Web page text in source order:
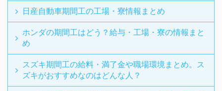
日産自動車期間工の工場・寮情報まとめ
ホンダの期間工はどう？給与・工場・寮の情報まと
め
スズキ期間工の給料・満了金や職場環境まとめ。ス
ズキがおすすめなのはどんな人？